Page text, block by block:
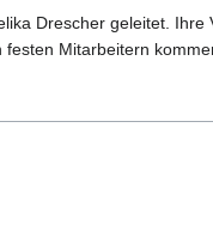
Drescher geleitet.
Mitarbeitern